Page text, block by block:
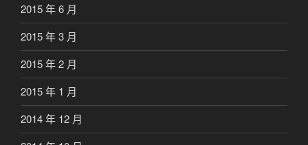
2015 年 6 月
2015 年 3 月
2015 年 2 月
2015 年 1 月
2014 年 12 月